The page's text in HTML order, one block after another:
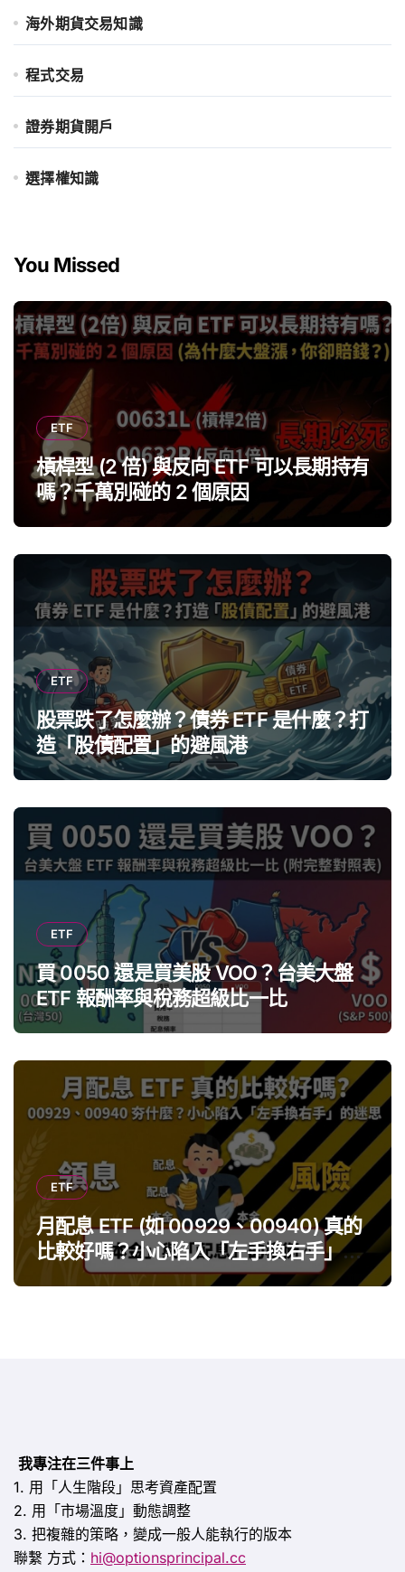
海外期貨交易知識
程式交易
證券期貨開戶
選擇權知識
You Missed
ETF
槓桿型 (2 倍) 與反向 ETF 可以長期持有
嗎？千萬別碰的 2 個原因
ETF
股票跌了怎麼辦？債券 ETF 是什麼？打
造「股債配置」的避風港
ETF
買 0050 還是買美股 VOO？台美大盤
ETF 報酬率與稅務超級比一比
ETF
月配息 ETF (如 00929、00940) 真的
比較好嗎？小心陷入「左手換右手」迷
我專注在三件事上
1. 用「人生階段」思考資產配置
2. 用「市場溫度」動態調整
3. 把複雜的策略，變成一般人能執行的版本
聯繫 方式： hi@optionsprincipal.cc